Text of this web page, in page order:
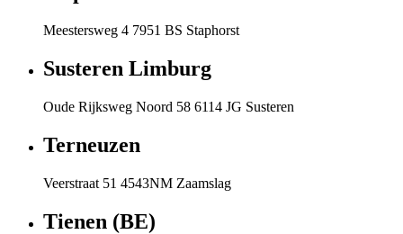
Meestersweg 4 7951 BS Staphorst
Susteren Limburg
Oude Rijksweg Noord 58 6114 JG Susteren
Terneuzen
Veerstraat 51 4543NM Zaamslag
Tienen (BE)